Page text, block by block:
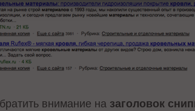
внимание на заголовок